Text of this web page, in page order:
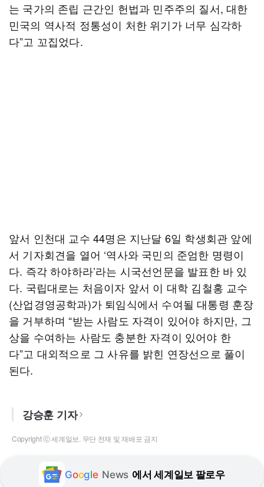
는 국가의 존립 근간인 헌법과 민주주의 질서, 대한
민국의 역사적 정통성이 처한 위기가 너무 심각하
다”고 꼬집었다.
앞서 인천대 교수 44명은 지난달 6일 학생회관 앞에
서 기자회견을 열어 ‘역사와 국민의 준엄한 명령이
다. 즉각 하야하라’라는 시국선언문을 발표한 바 있
다. 국립대로는 처음이자 앞서 이 대학 김철홍 교수
(산업경영공학과)가 퇴임식에서 수여될 대통령 훈장
을 거부하며 “받는 사람도 자격이 있어야 하지만, 그
상을 수여하는 사람도 충분한 자격이 있어야 한
다”고 대외적으로 그 사유를 밝힌 연장선으로 풀이
된다.
강승훈 기자
Copyright ⓒ 세계일보. 무단 전재 및 재배포 금지
Google News 에서 세계일보 팔로우